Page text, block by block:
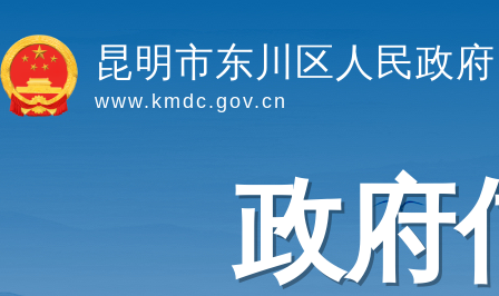
昆明市东川区人民政府
www.kmdc.gov.cn
政府